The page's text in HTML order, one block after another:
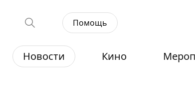
Помощь
Новости Кино